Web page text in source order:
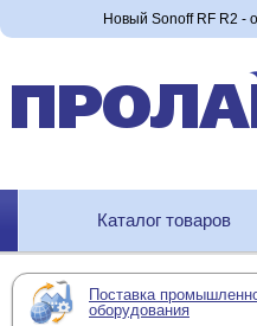
Новый Sonoff RF R2 -
Каталог товаров
Поставка
оборудования